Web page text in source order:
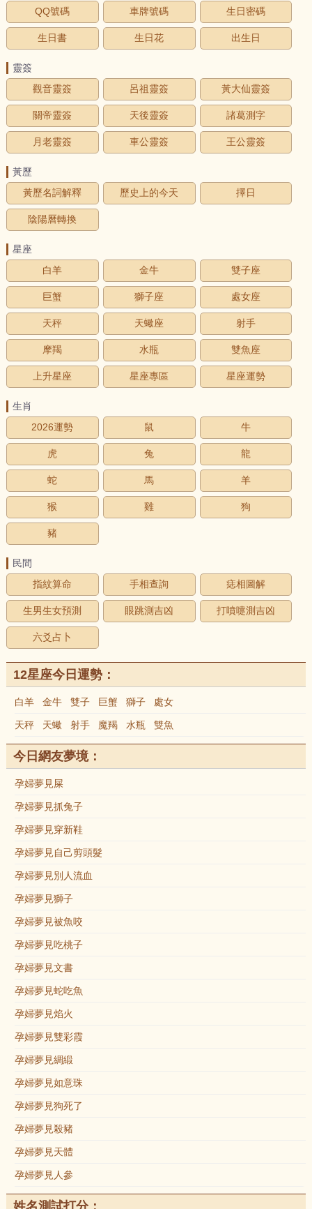
QQ號碼 車牌號碼 生日密碼
生日書 生日花 出生日
靈簽
觀音靈簽
呂祖靈簽 黃大仙靈簽
關帝靈簽 天後靈簽 諸葛測字
月老靈簽 車公靈簽 王公靈簽
黃歷
黃歷名詞解釋
歷史上的今天 擇日
陰陽曆轉換
星座
白羊
金牛 雙子座
巨蟹 獅子座 處女座
天秤 天蠍座 射手
摩羯 水瓶 雙魚座
上升星座 星座專區 星座運勢
生肖
2026運勢
鼠 牛
虎 兔 龍
蛇 馬 羊
猴 雞 狗
豬
民間
指紋算命
手相查詢 痣相圖解
生男生女預測 眼跳測吉凶 打噴嚏測吉凶
六爻占卜
12星座今日運勢：
白羊 金牛 雙子 巨蟹 獅子 處女
天秤 天蠍 射手 魔羯 水瓶 雙魚
今日網友夢境：
孕婦夢見屎
孕婦夢見抓兔子
孕婦夢見穿新鞋
孕婦夢見自己剪頭髮
孕婦夢見別人流血
孕婦夢見獅子
孕婦夢見被魚咬
孕婦夢見吃桃子
孕婦夢見文書
孕婦夢見蛇吃魚
孕婦夢見焰火
孕婦夢見雙彩霞
孕婦夢見綢緞
孕婦夢見如意珠
孕婦夢見狗死了
孕婦夢見殺豬
孕婦夢見天體
孕婦夢見人參
姓名測試打分：